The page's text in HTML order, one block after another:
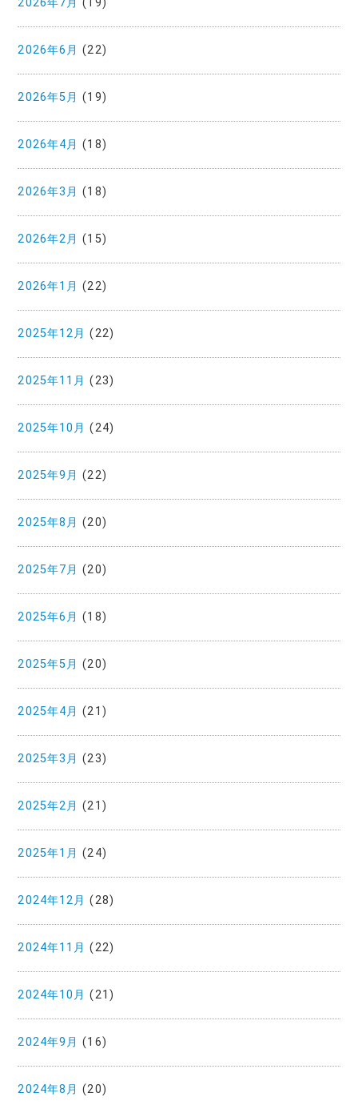
2026年7月 (19)
2026年6月 (22)
2026年5月 (19)
2026年4月 (18)
2026年3月 (18)
2026年2月 (15)
2026年1月 (22)
2025年12月 (22)
2025年11月 (23)
2025年10月 (24)
2025年9月 (22)
2025年8月 (20)
2025年7月 (20)
2025年6月 (18)
2025年5月 (20)
2025年4月 (21)
2025年3月 (23)
2025年2月 (21)
2025年1月 (24)
2024年12月 (28)
2024年11月 (22)
2024年10月 (21)
2024年9月 (16)
2024年8月 (20)